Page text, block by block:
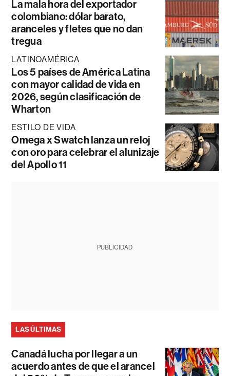
La mala hora del exportador
colombiano: dólar barato,
aranceles y fletes que no dan
tregua
LATINOAMÉRICA
Los 5 países de América Latina
con mayor calidad de vida en
2026, según clasificación de
Wharton
ESTILO DE VIDA
Omega x Swatch lanza un reloj
con oro para celebrar el alunizaje
del Apollo 11
PUBLICIDAD
LAS ÚLTIMAS
Canadá lucha por llegar a un
acuerdo antes de que el arancel